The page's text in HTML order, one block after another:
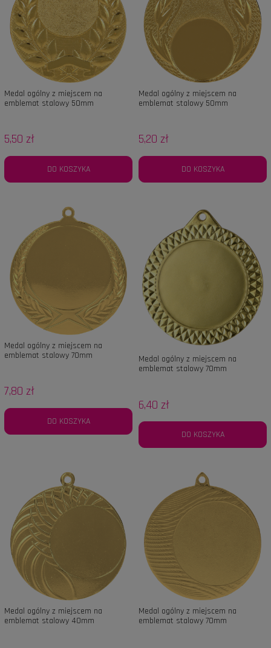
Medal ogólny z miejscem na
emblemat stalowy 50mm
5,50 zł
DO KOSZYKA
Medal ogólny z miejscem na
emblemat stalowy 50mm
5,20 zł
DO KOSZYKA
Medal ogólny z miejscem na
emblemat stalowy 70mm
7,80 zł
DO KOSZYKA
Medal ogólny z miejscem na
emblemat stalowy 70mm
6,40 zł
DO KOSZYKA
Medal ogólny z miejscem na
emblemat stalowy 40mm
Medal ogólny z miejscem na
emblemat stalowy 70mm